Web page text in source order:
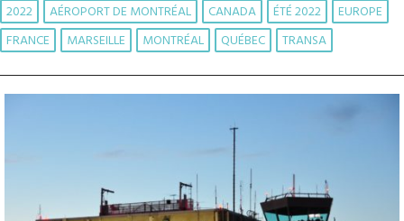
2022 AÉROPORT DE MONTRÉAL CANADA ÉTÉ 2022
EUROPE
FRANCE
MARSEILLE MONTRÉAL QUÉBEC TRANSA